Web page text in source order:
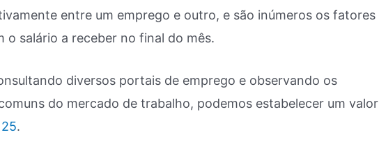
entre um emprego e outro, e são inúmeros os fatores
o salário a receber no final do mês.
diversos portais de emprego e observando os
do mercado de trabalho, podemos estabelecer um valor
.